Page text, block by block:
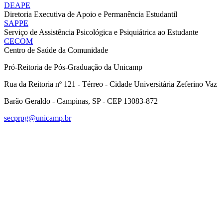
DEAPE
Diretoria Executiva de Apoio e Permanência Estudantil
SAPPE
Serviço de Assistência Psicológica e Psiquiátrica ao Estudante
CECOM
Centro de Saúde da Comunidade
Pró-Reitoria de Pós-Graduação da Unicamp
Rua da Reitoria nº 121 - Térreo - Cidade Universitária Zeferino Vaz
Barão Geraldo - Campinas, SP - CEP 13083-872
secprpg@unicamp.br